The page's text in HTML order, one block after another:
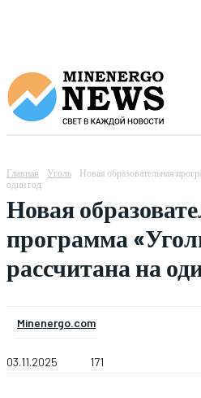
Главная Уголь
Новая образовательная
один год
Новая
программа
рассчитана на
Minenergo.com
03.11.2025 171